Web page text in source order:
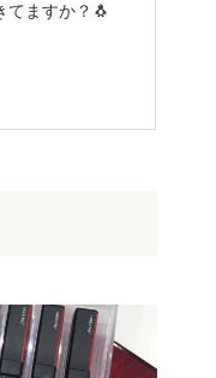
てますか？🐧